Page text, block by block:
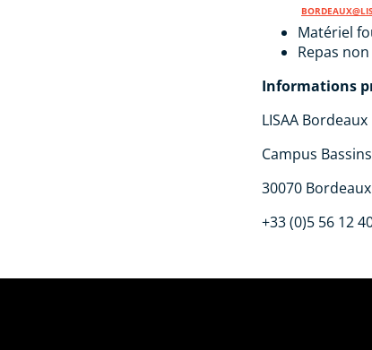
Matériel
Repas
Informations
LISAA Bordeaux
Campus
30070
+33 (0)5 56 12